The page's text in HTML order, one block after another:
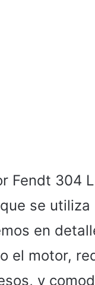
Fendt 304
se utiliza
en
el motor,
y